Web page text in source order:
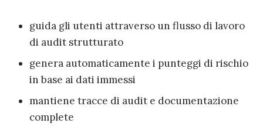
guida gli utenti attraverso un flusso di lavoro
di audit strutturato
genera automaticamente i punteggi di rischio
in base ai dati immessi
mantiene tracce di audit e documentazione
complete